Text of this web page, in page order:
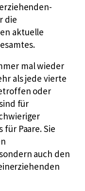
die
aktuelle
mal wieder
als jede vierte
oder
für
Paare. Sie
auch den